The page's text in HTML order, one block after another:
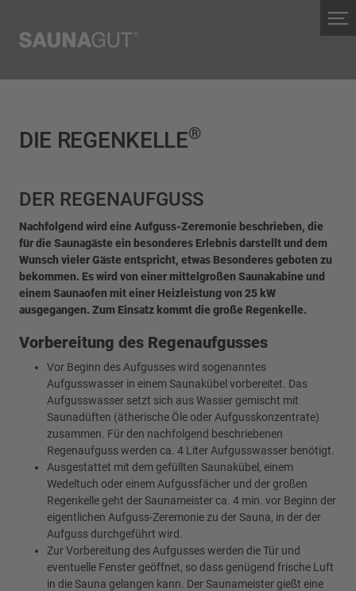
DIE REGENKELLE®
DER REGENAUFGUSS
Nachfolgend wird eine Aufguss-Zeremonie beschrieben, die
für die Saunagäste ein besonderes Erlebnis darstellt und dem
Wunsch vieler Gäste entspricht, etwas Besonderes geboten zu
bekommen. Es wird von einer mittelgroßen Saunakabine und
einem Saunaofen mit einer Heizleistung von 25 kW
ausgegangen. Zum Einsatz kommt die große Regenkelle.
Vorbereitung des Regenaufgusses
Vor Beginn des Aufgusses wird sogenanntes
Aufgusswasser in einem Saunakübel vorbereitet. Das
Aufgusswasser setzt sich aus Wasser gemischt mit
Saunadüften (ätherische Öle oder Aufgusskonzentrate)
zusammen. Für den nachfolgend beschriebenen
Regenaufguss werden ca. 4 Liter Aufgusswasser benötigt.
Ausgestattet mit dem gefüllten Saunakübel, einem
Wedeltuch oder einem Aufgussfächer und der großen
Regenkelle geht der Saunameister ca. 4 min. vor Beginn der
eigentlichen Aufguss-Zeremonie zu der Sauna, in der der
Aufguss durchgeführt wird.
Zur Vorbereitung des Aufgusses werden die Tür und
eventuelle Fenster geöffnet, so dass genügend frische Luft
in die Sauna gelangen kann. Der Saunameister gießt eine